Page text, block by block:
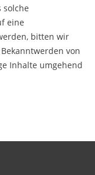
solche
eine
bitten wir
von
Inhalte umgehend